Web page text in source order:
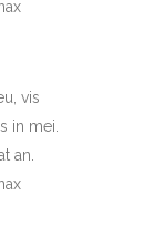
vis
in mei.
an.